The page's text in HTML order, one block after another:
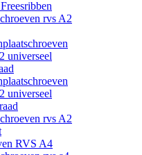
rvs A2
universeel
universeel
rvs A2
RVS A4